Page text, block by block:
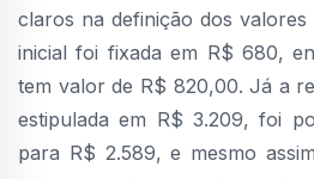
claros na definição dos
inicial foi fixada em R$ 680,
tem valor de R$ 820,00. Já a
estipulada em R$ 3.209, foi
para R$ 2.589, e mesmo